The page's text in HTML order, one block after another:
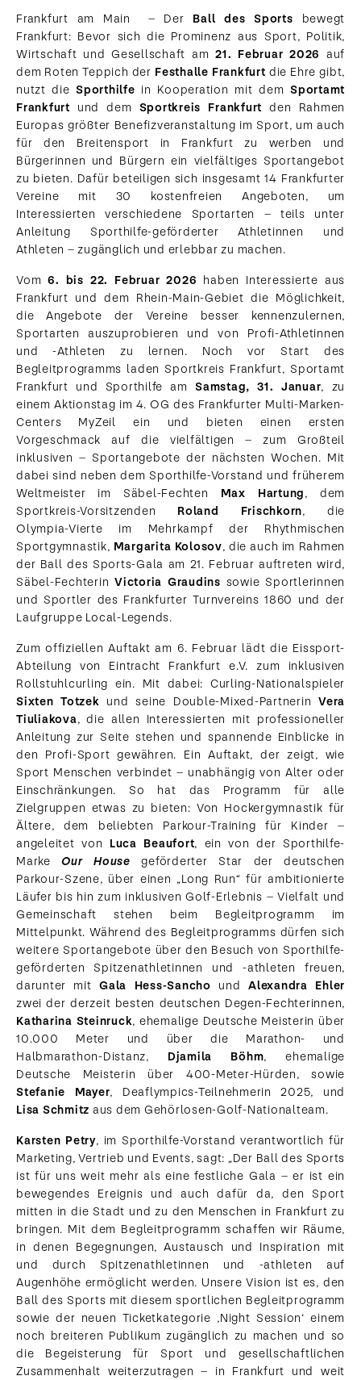
Frankfurt am Main – Der Ball des Sports bewegt
Frankfurt: Bevor sich die Prominenz aus Sport, Politik,
Wirtschaft und Gesellschaft am21. Februar 2026 auf
dem Roten Teppich der Festhalle Frankfurt die Ehre gibt,
nutzt dieSporthilfe in Kooperation mit demSportamt
Frankfurt und dem Sportkreis Frankfurt den Rahmen
Europas größter Benefizveranstaltung im Sport, um auch
für den Breitensport in Frankfurt zu werben und
Bürgerinnen und Bürgern ein vielfältiges Sportangebot
zu bieten. Dafür beteiligen sich insgesamt 14 Frankfurter
Vereine mit 30 kostenfreien Angeboten, um
Interessierten verschiedene Sportarten – teils unter
Anleitung Sporthilfe-geförderter Athletinnen und
Athleten – zugänglich und erlebbar zu machen.
Vom6. bis 22. Februar 2026 haben Interessierte aus
Frankfurt und dem Rhein-Main-Gebiet die Möglichkeit,
die Angebote der Vereine besser kennenzulernen,
Sportarten auszuprobieren und von Profi-Athletinnen
und -Athleten zu lernen. Noch vor Start des
Begleitprogramms laden Sportkreis Frankfurt, Sportamt
Frankfurt und Sporthilfe amSamstag, 31. Januar, zu
einem Aktionstag im 4. OG des Frankfurter Multi-Marken-
Centers MyZeil ein und bieten einen ersten
Vorgeschmack auf die vielfältigen – zum Großteil
inklusiven – Sportangebote der nächsten Wochen. Mit
dabei sind neben dem Sporthilfe-Vorstand und früherem
Weltmeister im Säbel-Fechten Max Hartung, dem
Sportkreis-Vorsitzenden Roland Frischkorn, die
Olympia-Vierte im Mehrkampf der Rhythmischen
Sportgymnastik, Margarita Kolosov, die auch im Rahmen
der Ball des Sports-Gala am 21. Februar auftreten wird,
Säbel-Fechterin Victoria Graudins sowie Sportlerinnen
und Sportler des Frankfurter Turnvereins 1860 und der
Laufgruppe Local-Legends.
Zum offiziellen Auftakt am 6. Februar lädt die Eissport-
Abteilung von Eintracht Frankfurt e.V. zum inklusiven
Rollstuhlcurling ein. Mit dabei: Curling-Nationalspieler
Sixten Totzek und seine Double-Mixed-PartnerinVera
Tiuliakova, die allen Interessierten mit professioneller
Anleitung zur Seite stehen und spannende Einblicke in
den Profi-Sport gewähren. Ein Auftakt, der zeigt, wie
Sport Menschen verbindet – unabhängig von Alter oder
Einschränkungen. So hat das Programm für alle
Zielgruppen etwas zu bieten: Von Hockergymnastik für
Ältere, dem beliebten Parkour-Training für Kinder –
angeleitet von Luca Beaufort, ein von der Sporthilfe-
Marke Our House geförderter Star der deutschen
Parkour-Szene, über einen „Long Run“ für ambitionierte
Läufer bis hin zum inklusiven Golf-Erlebnis – Vielfalt und
Gemeinschaft stehen beim Begleitprogramm im
Mittelpunkt. Während des Begleitprogramms dürfen sich
weitere Sportangebote über den Besuch von Sporthilfe-
geförderten Spitzenathletinnen und -athleten freuen,
darunter mitGala Hess-Sancho undAlexandra Ehler
zwei der derzeit besten deutschen Degen-Fechterinnen,
Katharina Steinruck, ehemalige Deutsche Meisterin über
10.000 Meter und über die Marathon- und
Halbmarathon-Distanz, Djamila Böhm, ehemalige
Deutsche Meisterin über 400-Meter-Hürden, sowie
Stefanie Mayer, Deaflympics-Teilnehmerin 2025, und
Lisa Schmitz aus dem Gehörlosen-Golf-Nationalteam.
Karsten Petry, im Sporthilfe-Vorstand verantwortlich für
Marketing, Vertrieb und Events, sagt: „Der Ball des Sports
ist für uns weit mehr als eine festliche Gala – er ist ein
bewegendes Ereignis und auch dafür da, den Sport
mitten in die Stadt und zu den Menschen in Frankfurt zu
bringen. Mit dem Begleitprogramm schaffen wir Räume,
in denen Begegnungen, Austausch und Inspiration mit
und durch Spitzenathletinnen und -athleten auf
Augenhöhe ermöglicht werden. Unsere Vision ist es, den
Ball des Sports mit diesem sportlichen Begleitprogramm
sowie der neuen Ticketkategorie ,Night Session‘ einem
noch breiteren Publikum zugänglich zu machen und so
die Begeisterung für Sport und gesellschaftlichen
Zusammenhalt weiterzutragen – in Frankfurt und weit